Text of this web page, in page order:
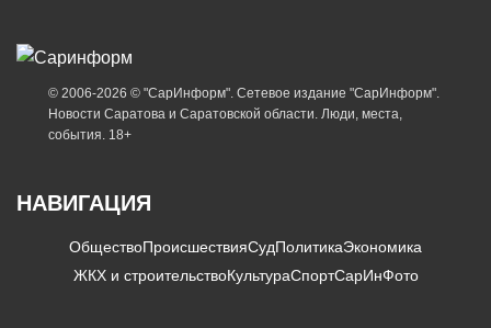
© 2006-2026 © "СарИнформ". Сетевое издание "СарИнформ".
Новости Саратова и Саратовской области. Люди, места,
события. 18+
НАВИГАЦИЯ
ОбществоПроисшествияСудПолитикаЭкономика
ЖКХ и строительствоКультураСпортСарИнФото